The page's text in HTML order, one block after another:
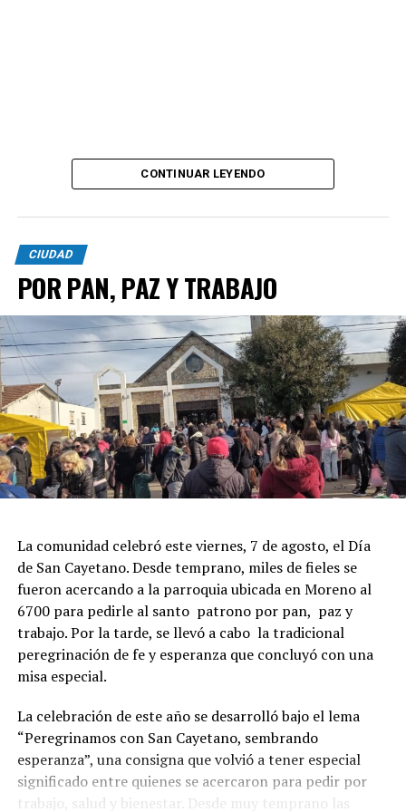
CONTINUAR LEYENDO
CIUDAD
POR PAN, PAZ Y TRABAJO
La comunidad celebró este viernes, 7 de agosto, el Día
de San Cayetano. Desde temprano, miles de fieles se
fueron acercando a la parroquia ubicada en Moreno al
6700 para pedirle al santo patrono por pan, paz y
trabajo. Por la tarde, se llevó a cabo la tradicional
peregrinación de fe y esperanza que concluyó con una
misa especial.
La celebración de este año se desarrolló bajo el lema
“Peregrinamos con San Cayetano, sembrando
esperanza”, una consigna que volvió a tener especial
significado entre quienes se acercaron para pedir por
trabajo, salud y bienestar. Desde muy temprano las